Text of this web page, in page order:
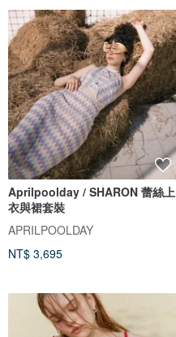
Aprilpoolday / SHARON 蕾絲上
衣與裙套裝
APRILPOOLDAY
NT$ 3,695